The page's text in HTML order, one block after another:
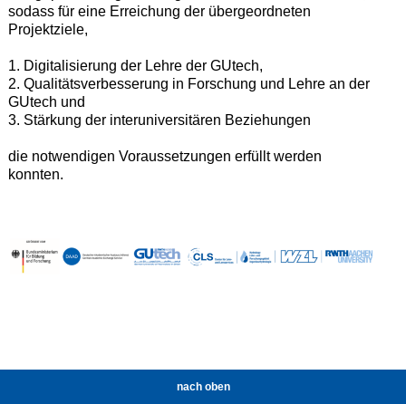
sodass für eine Erreichung der übergeordneten
Projektziele,
1. Digitalisierung der Lehre der GUtech,
2. Qualitätsverbesserung in Forschung und Lehre an der
GUtech und
3. Stärkung der interuniversitären Beziehungen
die notwendigen Voraussetzungen erfüllt werden
konnten.
nach oben